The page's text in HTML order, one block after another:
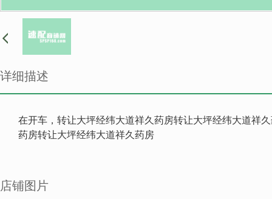
详细描述
在开车，转让大坪经纬大道祥久药房转让大坪经纬大道祥
药房转让大坪经纬大道祥久药房
店铺图片